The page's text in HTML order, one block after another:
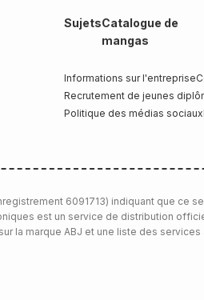
SujetsCatalogue de
mangas
Informations sur l'entreprise
Recrutement de jeunes
Politique des médias sociaux
6091713) indiquant que ce
est un service de distribution
la marque ABJ et une liste des